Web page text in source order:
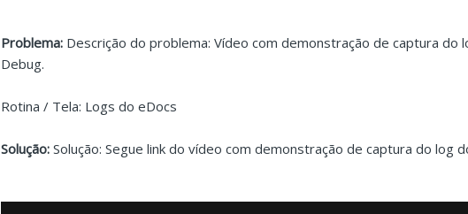
Problema: Descrição do problema: Vídeo com demonstração de captura do
Debug.
Rotina / Tela: Logs do eDocs
Solução: Solução: Segue link do vídeo com demonstração de captura do log